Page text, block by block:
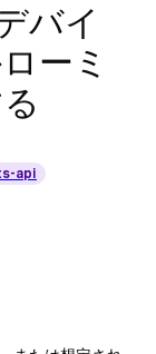
バイ
ーミ
api